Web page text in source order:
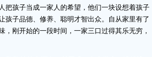
把孩子当成一家人的希望，他们一块设想着孩子
孩子品德、修养、聪明才智出众。自从家里有了
刚开始的一段时间，一家三口过得其乐无穷，